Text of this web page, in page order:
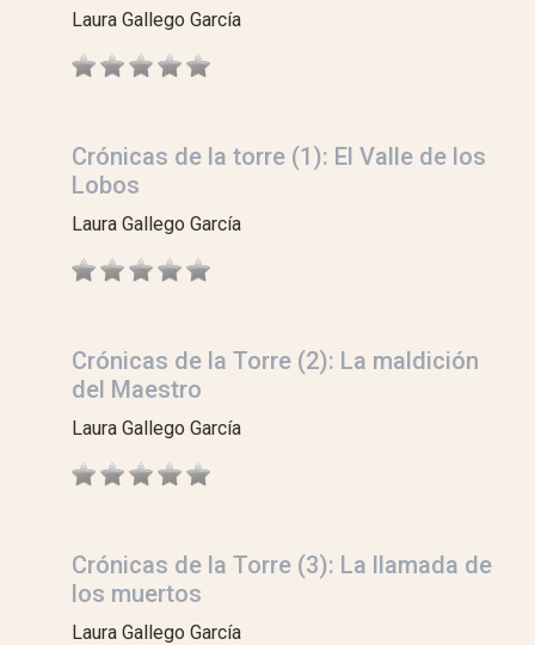
Laura Gallego García
Crónicas de la torre (1): El Valle de los
Lobos
Laura Gallego García
Crónicas de la Torre (2): La maldición
del Maestro
Laura Gallego García
Crónicas de la Torre (3): La llamada de
los muertos
Laura Gallego García